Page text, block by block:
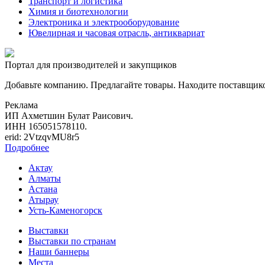
Химия и биотехнологии
Электроника и электрооборудование
Ювелирная и часовая отрасль, антиквариат
Портал для производителей и закупщиков
Добавьте компанию. Предлагайте товары. Находите
Реклама
ИП Ахметшин Булат Раисович.
ИНН 165051578110.
erid: 2VtzqvMU8r5
Подробнее
Актау
Алматы
Астана
Атырау
Усть-Каменогорск
Выставки
Выставки по странам
Наши баннеры
Места